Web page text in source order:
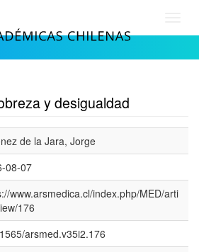
y desigualdad
de la Jara, Jorge
08-07
www.arsmedica.cl/index.php/MED/arti
176
arsmed.v35i2.176